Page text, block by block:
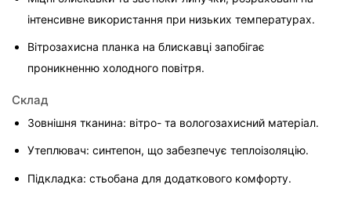
інтенсивне використання при низьких температурах.
Вітрозахисна планка на блискавці запобігає
проникненню холодного повітря.
Склад
Зовнішня тканина: вітро- та вологозахисний матеріал.
Утеплювач: синтепон, що забезпечує теплоізоляцію.
Підкладка: стьобана для додаткового комфорту.